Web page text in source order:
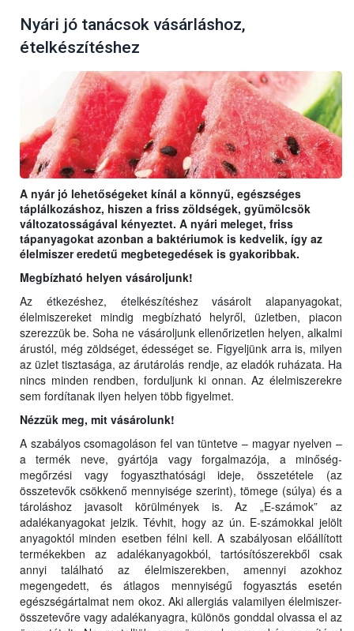
Nyári jó tanácsok vásárláshoz,
ételkészítéshez
A nyár jó lehetőségeket kínál a könnyű, egészséges
táplálkozáshoz, hiszen a friss zöldségek, gyümölcsök
változatosságával kényeztet. A nyári meleget, friss
tápanyagokat azonban a baktériumok is kedvelik, így az
élelmiszer eredetű megbetegedések is gyakoribbak.
Megbízható helyen vásároljunk!
Az étkezéshez, ételkészítéshez vásárolt alapanyagokat,
élelmiszereket mindig megbízható helyről, üzletben, piacon
szerezzük be. Soha ne vásároljunk ellenőrizetlen helyen, alkalmi
árustól, még zöldséget, édességet se. Figyeljünk arra is, milyen
az üzlet tisztasága, az árutárolás rendje, az eladók ruházata. Ha
nincs minden rendben, forduljunk ki onnan. Az élelmiszerekre
sem fordítanak ilyen helyen több figyelmet.
Nézzük meg, mit vásárolunk!
A szabályos csomagoláson fel van tüntetve – magyar nyelven –
a termék neve, gyártója vagy forgalmazója, a minőség-
megőrzési vagy fogyaszthatósági ideje, összetétele (az
összetevők csökkenő mennyisége szerint), tömege (súlya) és a
tároláshoz javasolt körülmények is. Az „E-számok” az
adalékanyagokat jelzik. Tévhit, hogy az ún. E-számokkal jelölt
anyagoktól minden esetben félni kell. A szabályosan előállított
termékekben az adalékanyagokból, tartósítószerekből csak
annyi található az élelmiszerekben, amennyi azokhoz
megengedett, és átlagos mennyiségű fogyasztás esetén
egészségártalmat nem okoz. Aki allergiás valamilyen élelmiszer-
összetevőre vagy adalékanyagra, különös gonddal olvassa el az